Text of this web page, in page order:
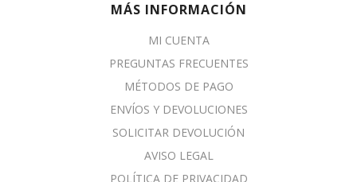
MÁS INFORMACIÓN
MI CUENTA
PREGUNTAS FRECUENTES
MÉTODOS DE PAGO
ENVÍOS Y DEVOLUCIONES
SOLICITAR DEVOLUCIÓN
AVISO LEGAL
POLÍTICA DE PRIVACIDAD